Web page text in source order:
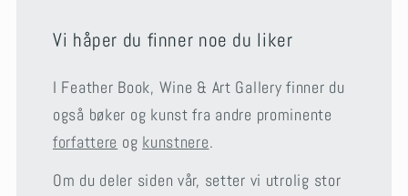
Vi håper du finner noe du liker
I Feather Book, Wine & Art Gallery finner du
også bøker og kunst fra andre prominente
forfattere og kunstnere.
Om du deler siden vår, setter vi utrolig stor